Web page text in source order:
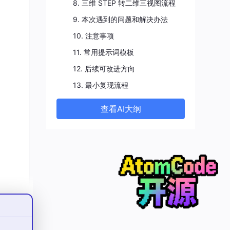
8. 三维 STEP 转二维三视图流程
9. 本次遇到的问题和解决办法
10. 注意事项
11. 常用提示词模板
12. 后续可改进方向
13. 最小复现流程
查看AI大纲